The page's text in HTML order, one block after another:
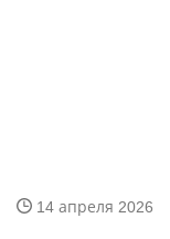
14 апреля 2026